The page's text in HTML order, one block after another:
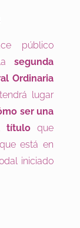
público
segunda
Ordinaria
lugar
ser una
títuloque
está en
iniciado